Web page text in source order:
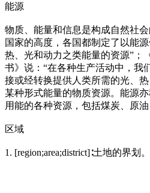
能源
物质、能量和信息是构成自然社
国家的高度，各国都制定了以能
热、光和动力之类能量的资源”；
书》说：“在各种生产活动中，我
接或经转换提供人类所需的光、
某种形式能量的物质资源。能源
用能的各种资源，包括煤炭、原
区域
1. [region;area;district]∶土地的界划